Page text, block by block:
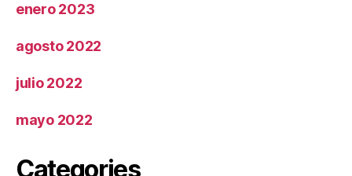
enero 2023
agosto 2022
julio 2022
mayo 2022
Categories